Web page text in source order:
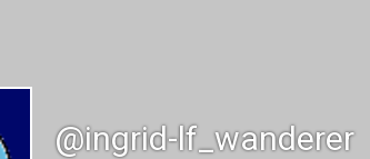
@ingrid-lf_wanderer